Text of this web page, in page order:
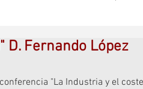
D. Fernando López
"La Industria y el coste